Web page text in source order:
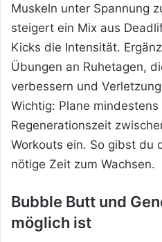
Muskeln unter Spannung
steigert ein Mix aus
Kicks die Intensität.
Übungen an Ruhetagen,
verbessern und
Wichtig: Plane
Regenerationszeit
Workouts ein. So gibst du
nötige Zeit zum Wachsen.
Bubble Butt und
möglich ist